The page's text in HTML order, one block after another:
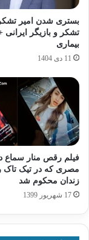
بستری شدن امیر تشکر
تشکر و بازیگر
بیماری
11 دی 1404
فیلم رقص منار سماع
مصری که در تیک تاک
زندان محکوم شد
17 شهریور 1399